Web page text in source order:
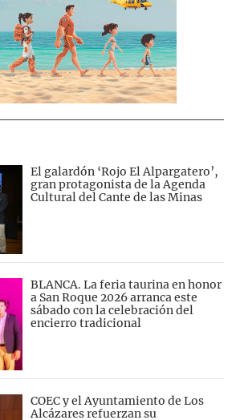
El galardón ‘Rojo El Alpargatero’,
gran protagonista de la Agenda
Cultural del Cante de las Minas
BLANCA. La feria taurina en honor
a San Roque 2026 arranca este
sábado con la celebración del
encierro tradicional
COEC y el Ayuntamiento de Los
Alcázares refuerzan su